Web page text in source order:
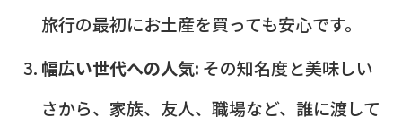
旅行の最初にお土産を買っても安心です。
幅広い世代への人気: その知名度と美味しい
さから、家族、友人、職場など、誰に渡して